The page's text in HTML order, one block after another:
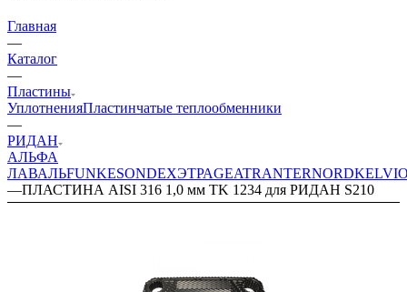
Главная
—
Каталог
—
Пластины
УплотненияПластинчатые теплообменники
—
РИДАН
АЛЬФА
ЛАВАЛЬFUNKESONDEXЭТРАGEATRANTERNORD
—ПЛАСТИНА AISI 316 1,0 мм TK 1234 для РИДАН S210